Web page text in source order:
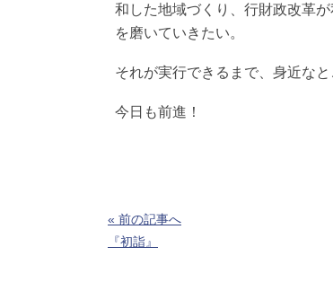
和した地域づくり、行財政改革
を磨いていきたい。
それが実行できるまで、身近なと
今日も前進！
« 前の記事へ
『初詣』